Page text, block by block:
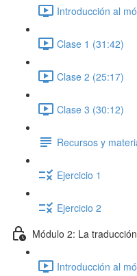
Introducción al
Clase 1 (31:42)
Clase 2 (25:17)
Clase 3 (30:12)
Recursos y
Ejercicio 1
Ejercicio 2
Módulo 2: La
Introducción al